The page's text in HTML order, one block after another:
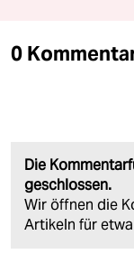
0
Die
geschlossen.
Wir öffnen die
Artikeln für